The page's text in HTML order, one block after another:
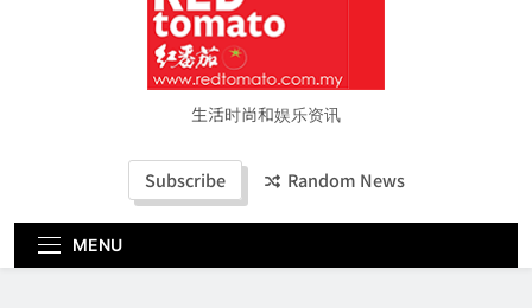
Bangkok Service Launch on9 October
Epson reinvents affordable printing with next-
generation EcoTank Series
Couture Fashion Week Malaysia 2026– Press
妈妈提供分享剖腹产复原历程的空间
生活时尚和娱乐资讯
Subscribe Random News
MENU